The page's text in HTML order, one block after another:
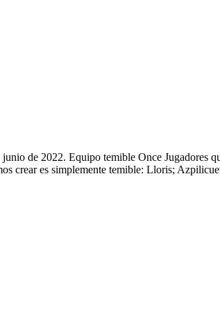
de 2022. Equipo temible Once Jugadores
crear es simplemente temible: Lloris;